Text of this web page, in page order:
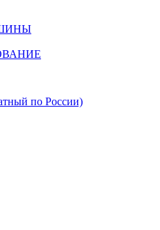
по России)